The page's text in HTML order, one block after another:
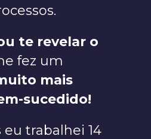
te revelar o
fez um
mais
sucedido!
trabalhei 14